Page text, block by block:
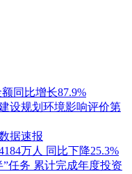
同比增长87.9%
设规划环境影响评价第
据速报
万人 同比下降25.3%
任务 累计完成年度投资